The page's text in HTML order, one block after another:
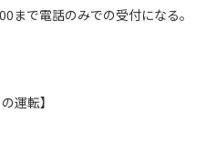
で電話のみでの受付になる。
運転】